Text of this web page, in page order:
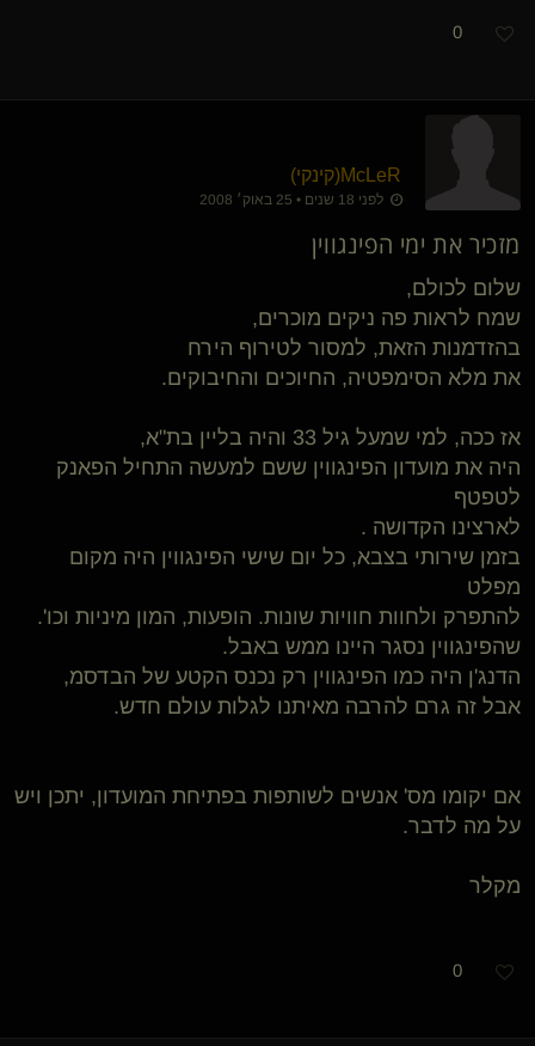
0
McLeR​(קינקי)
לפני 18 שנים • 25 באוק׳ 2008
מזכיר את ימי הפינגווין
שלום לכולם,
שמח לראות פה ניקים מוכרים,
בהזדמנות הזאת, למסור לטירוף הירח
את מלא הסימפטיה, החיוכים והחיבוקים.
אז ככה, למי שמעל גיל 33 והיה בליין בת"א,
היה את מועדון הפינגווין ששם למעשה התחיל הפאנק
לטפטף
לארצינו הקדושה .
בזמן שירותי בצבא, כל יום שישי הפינגווין היה מקום
מפלט
להתפרק ולחוות חוויות שונות. הופעות, המון מיניות וכו'.
שהפינגווין נסגר היינו ממש באבל.
הדנג'ן היה כמו הפינגווין רק נכנס הקטע של הבדסמ,
אבל זה גרם להרבה מאיתנו לגלות עולם חדש.
אם יקומו מס' אנשים לשותפות בפתיחת המועדון, יתכן ויש
על מה לדבר.
מקלר
0